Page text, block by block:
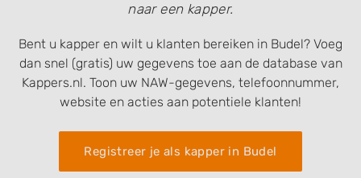
naar een kapper.
Bent u kapper en wilt u klanten bereiken in Budel? Voeg
dan snel (gratis) uw gegevens toe aan de database van
Kappers.nl. Toon uw NAW-gegevens, telefoonnummer,
website en acties aan potentiele klanten!
Registreer je als kapper in Budel